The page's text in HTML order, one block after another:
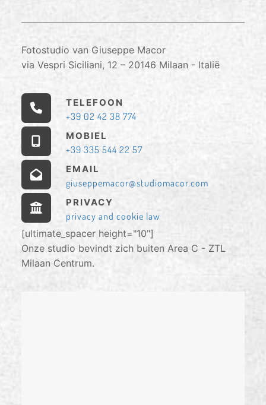
Fotostudio van Giuseppe Macor
via Vespri Siciliani, 12 – 20146 Milaan - Italië
TELEFOON
+39 02 42 38 774
MOBIEL
+39 335 544 22 57
EMAIL
giuseppemacor@studiomacor.com
PRIVACY
privacy and cookie law
[ultimate_spacer height="10"]
Onze studio bevindt zich buiten Area C - ZTL
Milaan Centrum.